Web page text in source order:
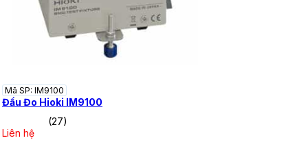
Mã SP: IM9100
Đầu Đo Hioki IM9100
(27)
Liên hệ